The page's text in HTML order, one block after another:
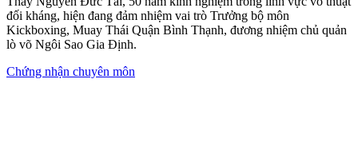
đối kháng, hiện đang đảm nhiệm vai trò Trưởng bộ môn
Kickboxing, Muay Thái Quận Bình Thạnh, đương nhiệm chủ quản
lò võ Ngôi Sao Gia Định.
Chứng nhận chuyên môn